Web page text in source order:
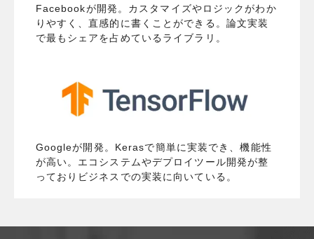
Facebookが開発。カスタマイズやロジックがわか
りやすく、直感的に書くことができる。論文実装
で最もシェアを占めているライブラリ。
Googleが開発。Kerasで簡単に実装でき、機能性
が高い。エコシステムやデプロイツール開発が整
っておりビジネスでの実装に向いている。